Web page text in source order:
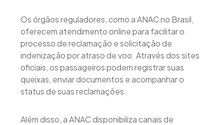
Os órgãos reguladores, como a ANAC no Brasil,
oferecem atendimento online para facilitar o
processo de reclamação e solicitação de
indenização por atraso de voo. Através dos sites
oficiais, os passageiros podem registrar suas
queixas, enviar documentos e acompanhar o
status de suas reclamações.
Além disso, a ANAC disponibiliza canais de